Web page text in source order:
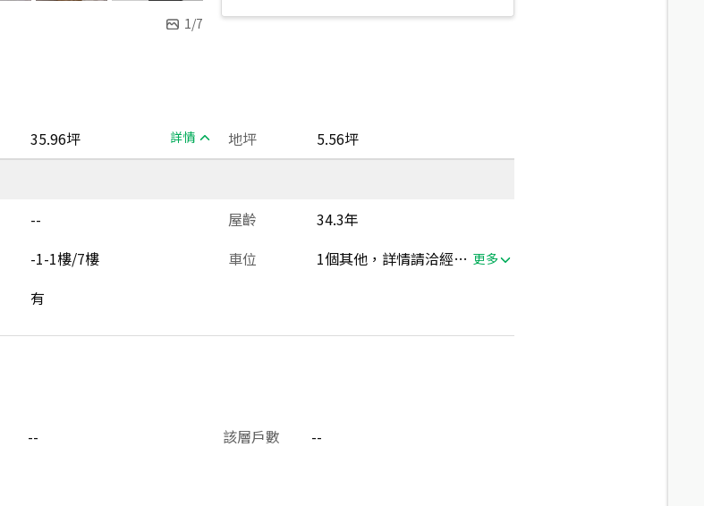
1/7
35.96坪 詳情 地坪
5.56坪
-- 屋齡
34.3年
-1-1樓/7樓 車位 1個其他，詳情請洽經紀人員 更多
有
-- 該層戶數
--